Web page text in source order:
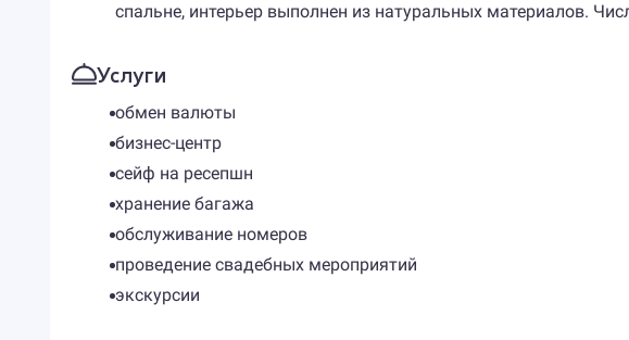
спальне, интерьер выполнен из натуральных материалов.
Услуги
обмен валюты
бизнес-центр
сейф на ресепшн
хранение багажа
обслуживание номеров
проведение свадебных мероприятий
экскурсии